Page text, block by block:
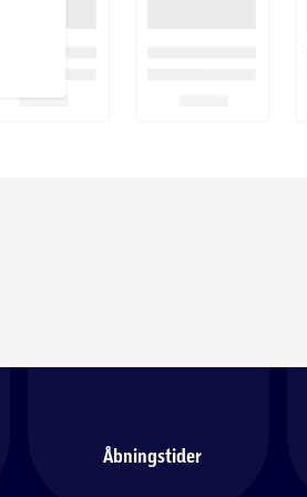
Åbningstider